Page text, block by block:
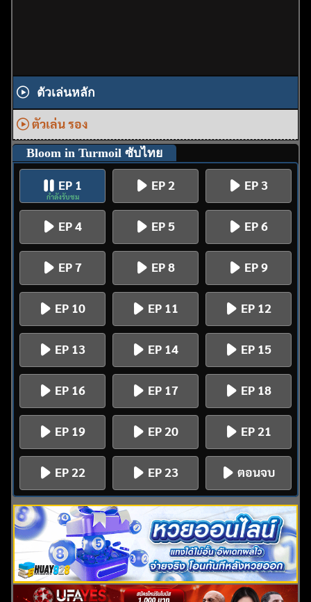
ตัวเล่นหลัก
ตัวเล่น รอง
Bloom in Turmoil ซับไทย
EP 1
กำลังรับชม
EP 2 EP 3
EP 4 EP 5 EP 6
EP 7 EP 8 EP 9
EP 10 EP 11 EP 12
EP 13 EP 14 EP 15
EP 16 EP 17 EP 18
EP 19 EP 20 EP 21
EP 22 EP 23 ตอนจบ